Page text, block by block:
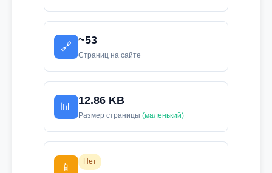
🔗
~53
Страниц на сайте
📊
12.86 KB
Размер страницы (маленький)
📱
Нет